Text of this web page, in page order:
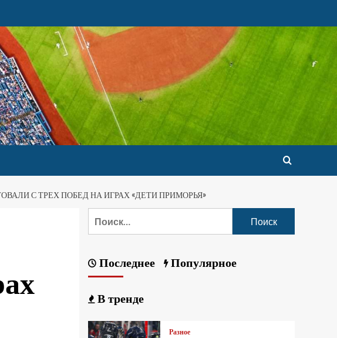
С ТРЕХ ПОБЕД НА ИГРАХ «ДЕТИ ПРИМОРЬЯ»
Последнее Популярное
В тренде
Разное